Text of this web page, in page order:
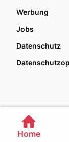
Werbung
Jobs
Datenschutz
Home